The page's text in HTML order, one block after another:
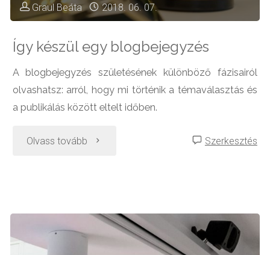
Graul Beáta 2018. 06. 07.
Így készül egy blogbejegyzés
A blogbejegyzés születésének különböző fázisairól
olvashatsz: arról, hogy mi történik a témaválasztás és
a publikálás között eltelt időben.
Olvass tovább "Így
blogbejegyzés"
Szerkesztés